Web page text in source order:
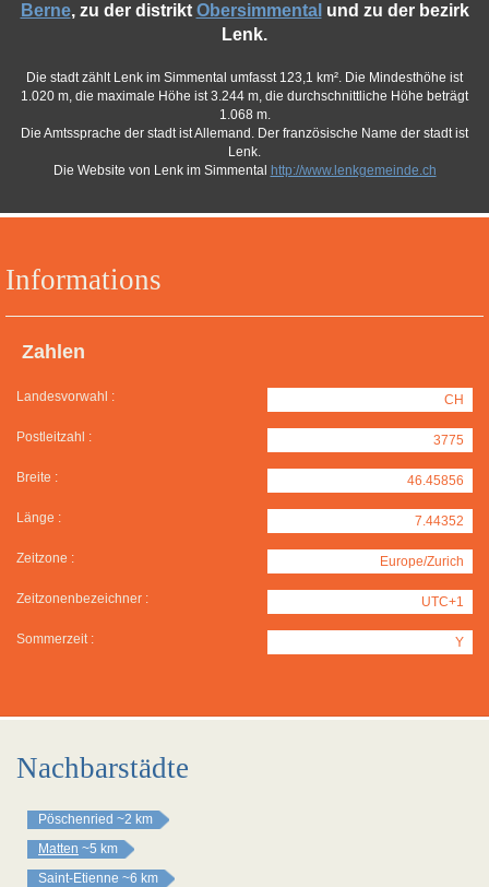
Informations
Zahlen
Landesvorwahl : CH
Postleitzahl : 3775
Breite : 46.45856
Länge : 7.44352
Zeitzone : Europe/Zurich
Zeitzonenbezeichner : UTC+1
Sommerzeit : Y
Berne, zu der distrikt Obersimmental und zu der bezirk
Lenk.
Die stadt zählt Lenk im Simmental umfasst 123,1 km². Die Mindesthöhe ist
1.020 m, die maximale Höhe ist 3.244 m, die durchschnittliche Höhe beträgt
1.068 m.
Die Amtssprache der stadt ist Allemand. Der französische Name der stadt ist
Lenk.
Die Website von Lenk im Simmental http://www.lenkgemeinde.ch
Nachbarstädte
Pöschenried ~2 km
Matten ~5 km
Saint-Etienne ~6 km